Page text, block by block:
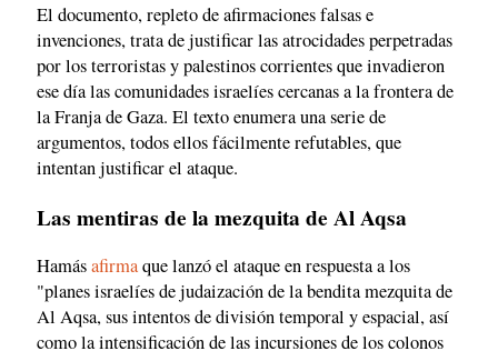
El documento, repleto de afirmaciones falsas e
invenciones, trata de justificar las atrocidades perpetradas
por los terroristas y palestinos corrientes que invadieron
ese día las comunidades israelíes cercanas a la frontera de
la Franja de Gaza. El texto enumera una serie de
argumentos, todos ellos fácilmente refutables, que
intentan justificar el ataque.
Las mentiras de la mezquita de Al Aqsa
Hamásafirmaque lanzó el ataque en respuesta a los
"planes israelíes de judaización de la bendita mezquita de
Al Aqsa, sus intentos de división temporal y espacial, así
como la intensificación de las incursiones de los colonos